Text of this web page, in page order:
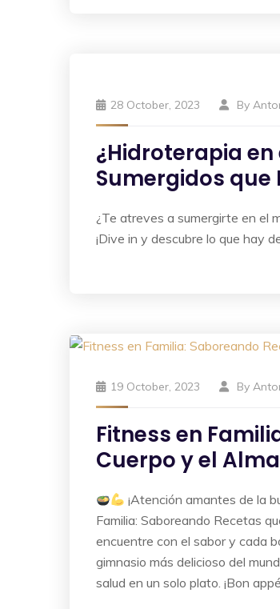
28 October, 2023 By
¿Hidroterapia en
Sumergidos que
¿Te atreves a sumergirte en el
¡Dive in y descubre lo que hay
19 October, 2023 By
Fitness en
Cuerpo y el Alma
¡Atención amantes de la
Familia: Saboreando Recetas
encuentre con el sabor y cada
gimnasio más delicioso del
salud en un solo plato. ¡Bon